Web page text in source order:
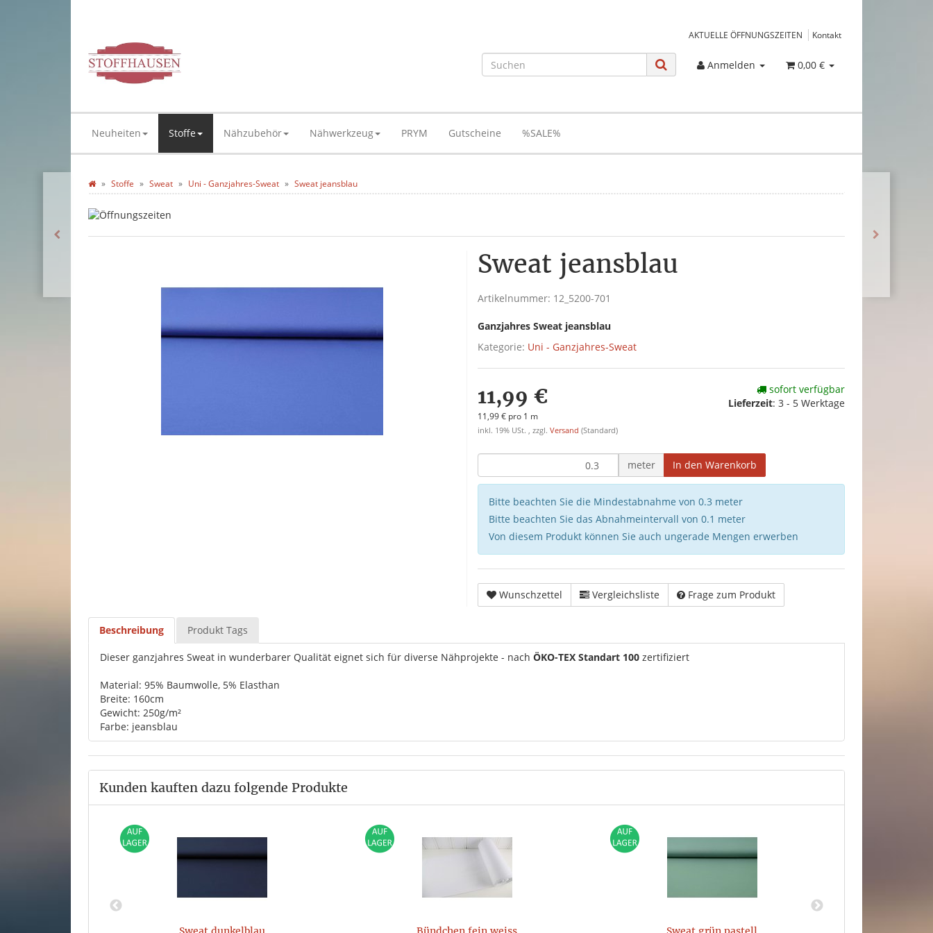
AKTUELLE ÖFFNUNGSZEITEN Kontakt
Anmelden 0,00 €
Neuheiten Stoffe Nähzubehör Nähwerkzeug PRYM Gutscheine %SALE%
Stoffe Sweat Uni - Ganzjahres-Sweat Sweat jeansblau
Sweat jeansblau
Artikelnummer: 12_5200-701
Ganzjahres Sweat jeansblau
Kategorie: Uni - Ganzjahres-Sweat
11,99 €
11,99 € pro 1 m
inkl. 19% USt. , zzgl. Versand (Standard)
sofort verfügbar
Lieferzeit: 3 - 5 Werktage
meter In den Warenkorb
Bitte beachten Sie die Mindestabnahme von 0.3 meter
Bitte beachten Sie das Abnahmeintervall von 0.1 meter
Von diesem Produkt können Sie auch ungerade Mengen erwerben
Wunschzettel Vergleichsliste Frage zum Produkt
Beschreibung Produkt Tags
Dieser ganzjahres Sweat in wunderbarer Qualität eignet sich für diverse Nähprojekte - nach ÖKO-TEX Standart 100 zertifiziert
Material: 95% Baumwolle, 5% Elasthan
Breite: 160cm
Gewicht: 250g/m²
Farbe: jeansblau
Kunden kauften dazu folgende Produkte